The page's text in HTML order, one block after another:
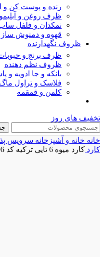
رنده و پوست کن و
ظرف روغن و آبلیمو
نمکدان و فلفل
قهوه و دمنوش ساز
ظروف نگهدارنده
ظرف برنج و
ظروف نظم دهنده
بانکه و جا ادویه و
فلاسک و تراول ماگ
کلمن و قمقمه
تخفیف های روز
خانه خانه و آشپزخانه سرویس
کارد کارد میوه 6 تایی ترکیه کد ROOK-MYV-06